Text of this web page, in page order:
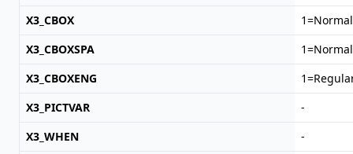
X3_CBOX
X3_CBOXSPA
X3_CBOXENG
X3_PICTVAR
-
X3_WHEN
-